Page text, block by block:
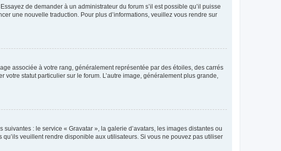
de demander à un administrateur du forum s’il est possible qu’il puisse
une nouvelle traduction. Pour plus d’informations, veuillez vous rendre sur
associée à votre rang, généralement représentée par des étoiles, des carrés
statut particulier sur le forum. L’autre image, généralement plus grande,
: le service « Gravatar », la galerie d’avatars, les images distantes ou
veuillent rendre disponible aux utilisateurs. Si vous ne pouvez pas utiliser